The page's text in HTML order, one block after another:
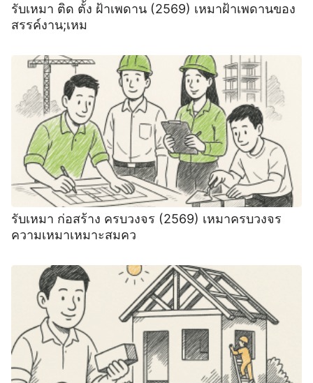
รับเหมา ติด ตั้ง ฝ้าเพดาน (2569) เหมาฝ้าเพดานของ
สรรค์งาน;เหม
รับเหมา ก่อสร้าง ครบวงจร (2569) เหมาครบวงจร
ความเหมาเหมาะสมคว